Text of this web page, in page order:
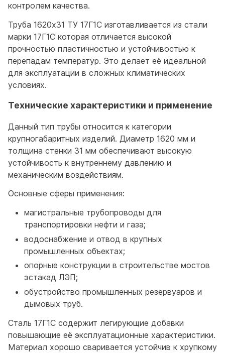
контролем качества.
Труба 1620x31 ТУ 17Г1С изготавливается из стали
марки 17Г1С которая отличается высокой
прочностью пластичностью и устойчивостью к
перепадам температур. Это делает её идеальной
для эксплуатации в сложных климатических
условиях.
Технические характеристики и применение
Данный тип трубы относится к категории
крупногабаритных изделий. Диаметр 1620 мм и
толщина стенки 31 мм обеспечивают высокую
устойчивость к внутреннему давлению и
механическим воздействиям.
Основные сферы применения:
магистральные трубопроводы для
транспортировки нефти и газа;
водоснабжение и отвод в крупных
промышленных объектах;
опорные конструкции в строительстве мостов
эстакад ЛЭП;
обустройство промышленных резервуаров и
дымовых труб.
Сталь 17Г1С содержит легирующие добавки
повышающие её эксплуатационные характеристики.
Материал хорошо сваривается устойчив к хрупкому